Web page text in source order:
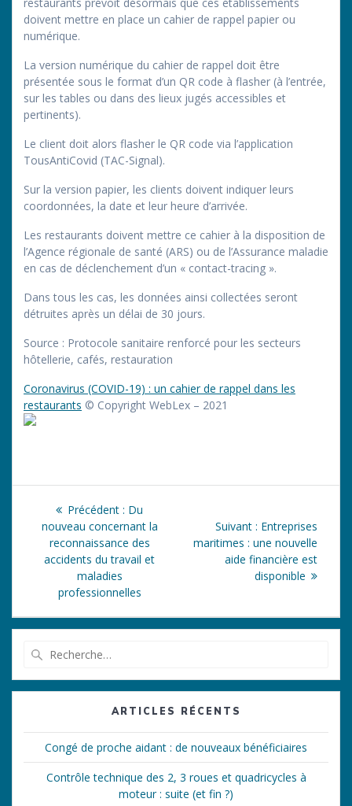
doivent mettre en place un cahier de rappel papier ou
numérique.
La version numérique du cahier de rappel doit être
présentée sous le format d’un QR code à flasher (à l’entrée,
sur les tables ou dans des lieux jugés accessibles et
pertinents).
Le client doit alors flasher le QR code via l’application
TousAntiCovid (TAC-Signal).
Sur la version papier, les clients doivent indiquer leurs
coordonnées, la date et leur heure d’arrivée.
Les restaurants doivent mettre ce cahier à la disposition de
l’Agence régionale de santé (ARS) ou de l’Assurance maladie
en cas de déclenchement d’un « contact-tracing ».
Dans tous les cas, les données ainsi collectées seront
détruites après un délai de 30 jours.
Source : Protocole sanitaire renforcé pour les secteurs
hôtellerie, cafés, restauration
Coronavirus (COVID-19) : un cahier de rappel dans les
restaurants © Copyright WebLex – 2021
Navigation
l’article
Précédent : Article
précédent
:
Du
nouveau concernant la
reconnaissance des
accidents du travail et
maladies
professionnelles
Suivant : Article
suivant
:
Entreprises
maritimes : une nouvelle
aide financière est
disponible
:
ARTICLES RÉCENTS
Congé de proche aidant : de nouveaux bénéficiaires
Contrôle technique des 2, 3 roues et quadricycles à
moteur : suite (et fin ?)